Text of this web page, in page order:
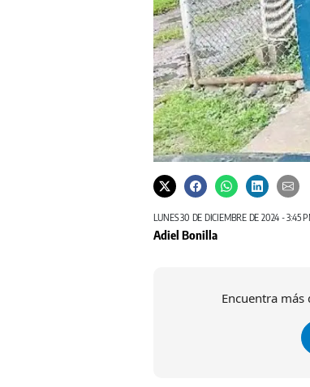
LUNES 30 DE DICIEMBRE DE 2024 - 3:45
Adiel Bonilla
Encuentra